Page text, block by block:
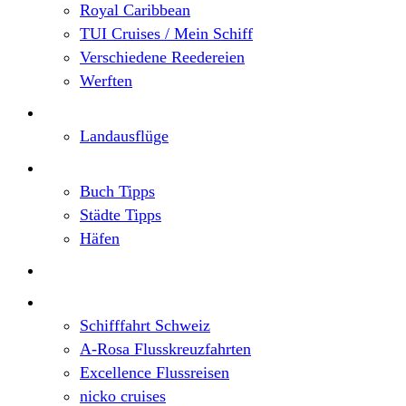
Royal Caribbean
TUI Cruises / Mein Schiff
Verschiedene Reedereien
Werften
Landausflüge
Buch Tipps
Städte Tipps
Häfen
Schifffahrt Schweiz
A-Rosa Flusskreuzfahrten
Excellence Flussreisen
nicko cruises